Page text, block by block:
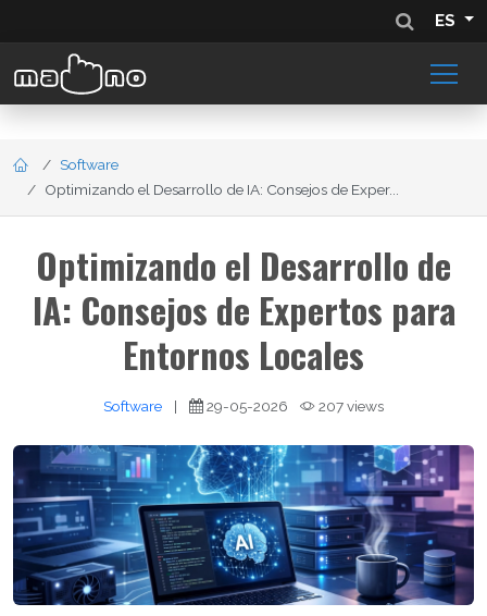
ES
Software
Optimizando el Desarrollo de IA: Consejos de Exper...
Optimizando el Desarrollo de
IA: Consejos de Expertos para
Entornos Locales
Software | 29-05-2026 207 views